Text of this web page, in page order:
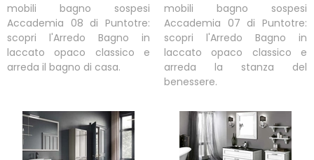
mobili bagno sospesi
Accademia 08 di Puntotre:
scopri l'Arredo Bagno in
laccato opaco classico e
arreda il bagno di casa.
mobili bagno sospesi
Accademia 07 di Puntotre:
scopri l'Arredo Bagno in
laccato opaco classico e
arreda la stanza del
benessere.